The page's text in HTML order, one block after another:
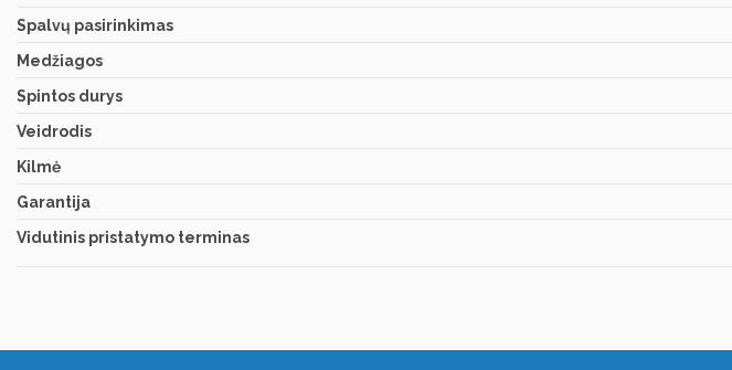
Spalvų pasirinkimas
Medžiagos
Spintos durys
Veidrodis
Kilmė
Garantija
Vidutinis pristatymo terminas